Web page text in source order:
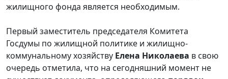
жилищного фонда является необходимым.
Первый заместитель председателя Комитета
Госдумы по жилищной политике и жилищно-
коммунальному хозяйству Елена Николаева в свою
очередь отметила, что на сегодняшний момент не